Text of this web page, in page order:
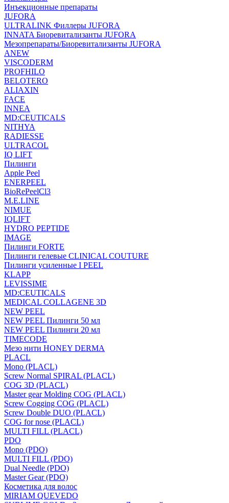
Инъекционные препараты
JUFORA
ULTRALINK Филлеры JUFORA
INNATA Биоревитализанты JUFORA
Мезопрепараты/Биоревитализанты JUFORA
ANEW
VISCODERM
PROFHILO
BELOTERO
ALIAXIN
FACE
INNEA
MD:CEUTICALS
NITHYA
RADIESSE
ULTRACOL
IQ LIFT
Пилинги
Apple Peel
ENERPEEL
BioRePeelCl3
M.E.LINE
NIMUE
IQLIFT
HYDRO PEPTIDE
IMAGE
Пилинги FORTE
Пилинги гелевые CLINICAL COUTURE
Пилинги усиленные I PEEL
KLAPP
LEVISSIME
MD:CEUTICALS
MEDICAL COLLAGENE 3D
NEW PEEL
NEW PEEL Пилинги 50 мл
NEW PEEL Пилинги 20 мл
TIMECODE
Мезо нити HONEY DERMA
PLACL
Mono (PLACL)
Screw Normal SPIRAL (PLACL)
COG 3D (PLACL)
Master gear Molding COG (PLACL)
Screw Cogging COG (PLACL)
Screw Double DUO (PLACL)
COG for nose (PLACL)
MULTI FILL (PLACL)
PDO
Mono (PDO)
MULTI FILL (PDO)
Dual Needle (PDO)
Master Gear (PDO)
Косметика для волос
MIRIAM QUEVEDO